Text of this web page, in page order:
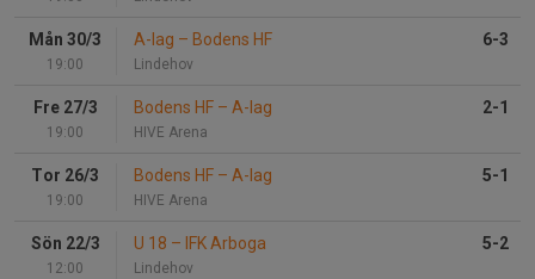
Mån 30/3
19:00
A-lag – Bodens HF
Lindehov
6-3
Fre 27/3
19:00
Bodens HF – A-lag
HIVE Arena
2-1
Tor 26/3
19:00
Bodens HF – A-lag
HIVE Arena
5-1
Sön 22/3
12:00
U 18 – IFK Arboga
Lindehov
5-2